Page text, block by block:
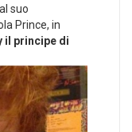
suo
Prince, in
il principe di